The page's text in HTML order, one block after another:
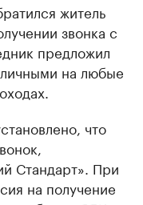
житель
звонка с
предложил
на любые
что
Стандарт». При
на получение